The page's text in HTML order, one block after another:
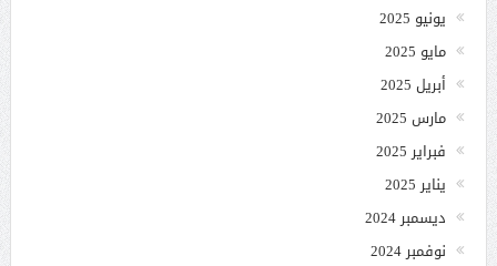
يونيو 2025
مايو 2025
أبريل 2025
مارس 2025
فبراير 2025
يناير 2025
ديسمبر 2024
نوفمبر 2024